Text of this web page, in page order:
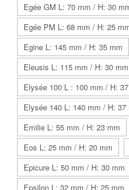
Egée GM L: 70 mm / H: 30
Egée PM L: 68 mm / H: 25
Egine L: 145 mm / H: 35 mm
Eleusis L: 115 mm / H: 30 mm
Elysée 100 L : 100 mm / H:
Elysée 140 L: 140 mm / H: 37
Emilie L: 55 mm / H: 23 mm
Eos L: 25 mm / H: 20 mm
Epicure L: 50 mm / H: 30 mm
Epsilon L: 32 mm / H: 25 mm